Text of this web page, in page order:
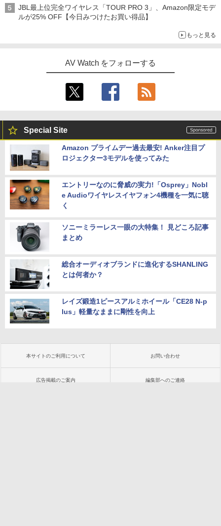
JBL最上位完全ワイヤレス「TOUR PRO 3」、Amazon限定モデ
ルが25% OFF【今日みつけたお買い得品】
もっと見る
AV Watch をフォローする
Special Site
Amazon プライムデー過去最安! Anker注目プ
ロジェクター3モデルを使ってみた
エントリーなのに脅威の実力!「Osprey」Nobl
e Audioワイヤレスイヤフォン4機種を一気に聴
く
ソニーミラーレス一眼の大特集！ 見どころ記事
まとめ
総合オーディオブランドに進化するSHANLING
とは何者か？
レイズ鍛造1ピースアルミホイール「CE28 N-p
lus」軽量なままに剛性を向上
本サイトのご利用について お問い合わせ
広告掲載のご案内 編集部へのご連絡